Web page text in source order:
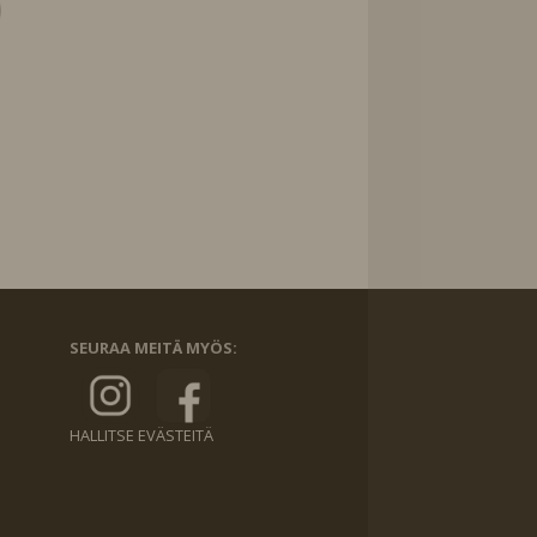
SEURAA MEITÄ MYÖS:
HALLITSE EVÄSTEITÄ